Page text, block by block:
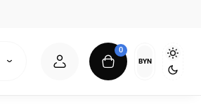
0
BYN